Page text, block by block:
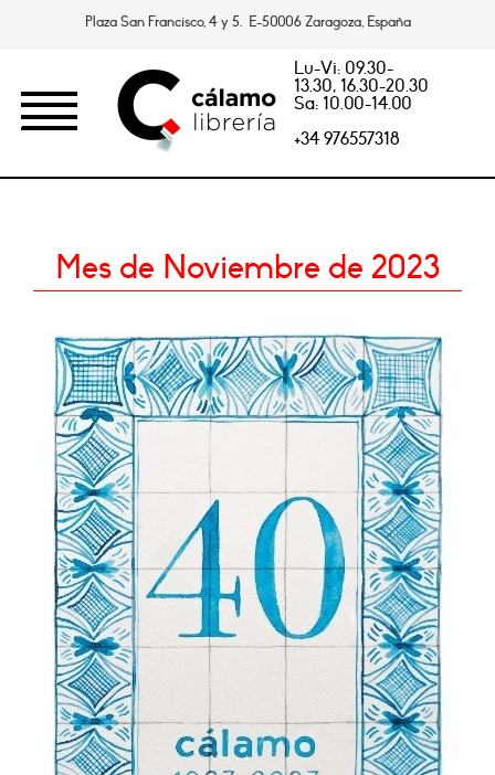
Plaza San Francisco, 4 y 5. E-50006 Zaragoza, España
Lu-Vi: 09.30-
13.30, 16.30-20.30
Sa: 10.00-14.00
+34 976557318
Mes de Noviembre de 2023